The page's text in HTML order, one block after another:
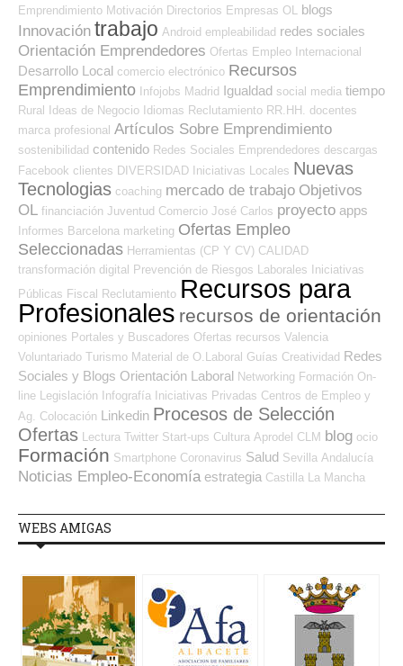
Emprendimiento Motivación Directorios Empresas OL blogs
Innovación trabajo Android empleabilidad redes sociales
Orientación Emprendedores Ofertas Empleo Internacional
Desarrollo Local comercio electrónico Recursos
Emprendimiento Infojobs Madrid Igualdad social media tiempo
Rural Ideas de Negocio Idiomas Reclutamiento RR.HH.
docentes
marca profesional Artículos Sobre Emprendimiento
sostenibilidad contenido Redes Sociales Emprendedores descargas
Facebook clientes DIVERSIDAD Iniciativas Locales Nuevas
Tecnologias coaching mercado de trabajo Objetivos
OL financiación Juventud Comercio José Carlos proyecto apps
Informes Barcelona marketing Ofertas Empleo
Seleccionadas Herramientas (CP Y CV) CALIDAD
transformación digital Prevención de Riesgos Laborales Iniciativas
Públicas Fiscal Reclutamiento Recursos para
Profesionales recursos de orientación
opiniones Portales y Buscadores Ofertas recursos Valencia
Voluntariado Turismo Material de O.Laboral Guías Creatividad Redes
Sociales y Blogs Orientación Laboral Networking Formación On-
line Legislación Infografía Iniciativas Privadas Centros de Empleo y
Ag. Colocación Linkedin Procesos de Selección
Ofertas Lectura Twitter Start-ups Cultura Aprodel CLM blog ocio
Formación Smartphone Coronavirus Salud Sevilla Andalucía
Noticias Empleo-Economía estrategia Castilla La Mancha
WEBS AMIGAS